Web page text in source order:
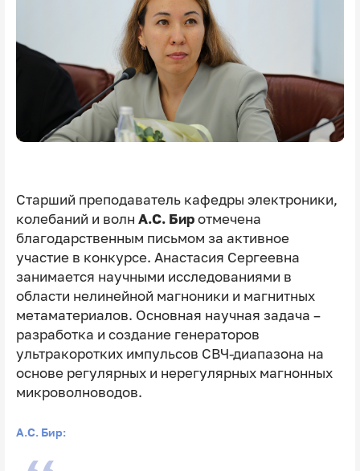
Старший преподаватель кафедры электроники,
колебаний и волн А.С. Биротмечена
благодарственным письмом за активное
участие в конкурсе. Анастасия Сергеевна
занимается научными исследованиями в
области нелинейной магноники и магнитных
метаматериалов. Основная научная задача –
разработка и создание генераторов
ультракоротких импульсов СВЧ-диапазона на
основе регулярных и нерегулярных магнонных
микроволноводов.
А.С. Бир: